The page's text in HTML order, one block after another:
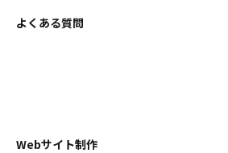
よくある質問
Webサイト制作